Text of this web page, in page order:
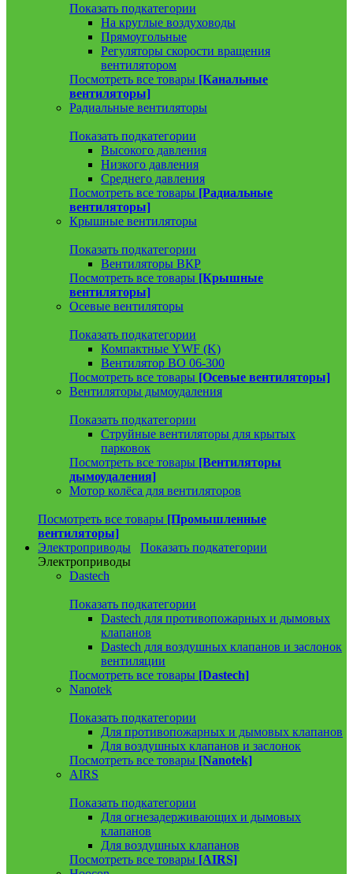
Показать подкатегории
На круглые воздуховоды
Прямоугольные
Регуляторы скорости вращения
вентилятором
Посмотреть все товары [Канальные
вентиляторы]
Радиальные вентиляторы
Показать подкатегории
Высокого давления
Низкого давления
Среднего давления
Посмотреть все товары [Радиальные
вентиляторы]
Крышные вентиляторы
Показать подкатегории
Вентиляторы ВКР
Посмотреть все товары [Крышные
вентиляторы]
Осевые вентиляторы
Показать подкатегории
Компактные YWF (K)
Вентилятор ВО 06-300
Посмотреть все товары [Осевые вентиляторы]
Вентиляторы дымоудаления
Показать подкатегории
Струйные вентиляторы для крытых
парковок
Посмотреть все товары [Вентиляторы
дымоудаления]
Мотор колёса для вентиляторов
Посмотреть все товары [Промышленные
вентиляторы]
Электроприводы
Показать подкатегории
Электроприводы
Dastech
Показать подкатегории
Dastech для противопожарных и дымовых
клапанов
Dastech для воздушных клапанов и заслонок
вентиляции
Посмотреть все товары [Dastech]
Nanotek
Показать подкатегории
Для противопожарных и дымовых клапанов
Для воздушных клапанов и заслонок
Посмотреть все товары [Nanotek]
AIRS
Показать подкатегории
Для огнезадерживающих и дымовых
клапанов
Для воздушных клапанов
Посмотреть все товары [AIRS]